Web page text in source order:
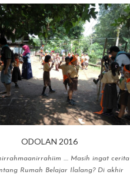
ODOLAN 2016
.... Masih ingat cerita
Rumah Belajar Ilalang? Di akhir